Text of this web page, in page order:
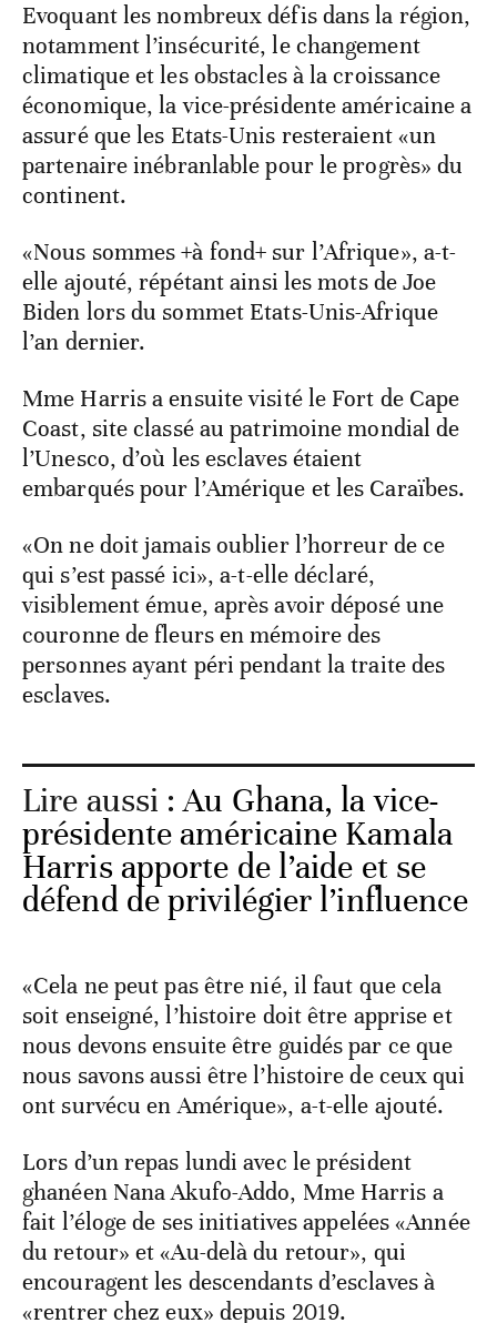
Evoquant les nombreux défis dans la région,
notamment l’insécurité, le changement
climatique et les obstacles à la croissance
économique, la vice-présidente américaine a
assuré que les Etats-Unis resteraient «un
partenaire inébranlable pour le progrès» du
continent.
«Nous sommes +à fond+ sur l’Afrique», a-t-
elle ajouté, répétant ainsi les mots de Joe
Biden lors du sommet Etats-Unis-Afrique
l’an dernier.
Mme Harris a ensuite visité le Fort de Cape
Coast, site classé au patrimoine mondial de
l’Unesco, d’où les esclaves étaient
embarqués pour l’Amérique et les Caraïbes.
«On ne doit jamais oublier l’horreur de ce
qui s’est passé ici», a-t-elle déclaré,
visiblement émue, après avoir déposé une
couronne de fleurs en mémoire des
personnes ayant péri pendant la traite des
esclaves.
Lire aussi :Au Ghana, la vice-
présidente américaine Kamala
Harris apporte de l’aide et se
défend de privilégier l’influence
«Cela ne peut pas être nié, il faut que cela
soit enseigné, l’histoire doit être apprise et
nous devons ensuite être guidés par ce que
nous savons aussi être l’histoire de ceux qui
ont survécu en Amérique», a-t-elle ajouté.
Lors d’un repas lundi avec le président
ghanéen Nana Akufo-Addo, Mme Harris a
fait l’éloge de ses initiatives appelées «Année
du retour» et «Au-delà du retour», qui
encouragent les descendants d’esclaves à
«rentrer chez eux» depuis 2019.